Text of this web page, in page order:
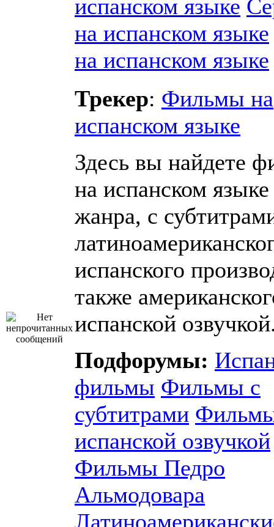
испанском языке
на испанском языке
на испанском языке
Трекер: Фильмы на
испанском языке
Здесь вы найдете
на испанском
жанра, с
испанского
также
испанской
Подфорумы:
фильмы Фильмы с
субтитрами
испанской озвучкой
Фильмы Педро
Альмодовара